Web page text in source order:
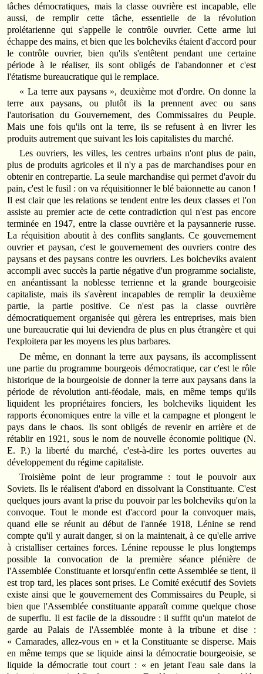
tâches démocratiques, mais la classe ouvrière est incapable, elle
aussi, de remplir cette tâche, essentielle de la révolution
prolétarienne qui s'appelle le contrôle ouvrier. Cette arme lui
échappe des mains, et bien que les bolcheviks étaient d'accord pour
le contrôle ouvrier, bien qu'ils s'entêtent pendant une certaine
période à le réaliser, ils sont obligés de l'abandonner et c'est
l'étatisme bureaucratique qui le remplace.
« La terre aux paysans », deuxième mot d'ordre. On donne la
terre aux paysans, ou plutôt ils la prennent avec ou sans
l'autorisation du Gouvernement, des Commissaires du Peuple.
Mais une fois qu'ils ont la terre, ils se refusent à en livrer les
produits autrement que suivant les lois capitalistes du marché.
Les ouvriers, les villes, les centres urbains n'ont plus de pain,
plus de produits agricoles et il n'y a pas de marchandises pour en
obtenir en contrepartie. La seule marchandise qui permet d'avoir du
pain, c'est le fusil : on va réquisitionner le blé baïonnette au canon !
Il est clair que les relations se tendent entre les deux classes et l'on
assiste au premier acte de cette contradiction qui n'est pas encore
terminée en 1947, entre la classe ouvrière et la paysannerie russe.
La réquisition aboutit à des conflits sanglants. Ce gouvernement
ouvrier et paysan, c'est le gouvernement des ouvriers contre des
paysans et des paysans contre les ouvriers. Les bolcheviks avaient
accompli avec succès la partie négative d'un programme socialiste,
en anéantissant la noblesse terrienne et la grande bourgeoisie
capitaliste, mais ils s'avèrent incapables de remplir la deuxième
partie, la partie positive. Ce n'est pas la classe ouvrière
démocratiquement organisée qui gèrera les entreprises, mais bien
une bureaucratie qui lui deviendra de plus en plus étrangère et qui
l'exploitera par les moyens les plus barbares.
De même, en donnant la terre aux paysans, ils accomplissent
une partie du programme bourgeois démocratique, car c'est le rôle
historique de la bourgeoisie de donner la terre aux paysans dans la
période de révolution anti-féodale, mais, en même temps qu'ils
liquident les propriétaires fonciers, les bolcheviks liquident les
rapports économiques entre la ville et la campagne et plongent le
pays dans le chaos. Ils sont obligés de revenir en arrière et de
rétablir en 1921, sous le nom de nouvelle économie politique (N.
E. P.) la liberté du marché, c'est-à-dire les portes ouvertes au
développement du régime capitaliste.
Troisième point de leur programme : tout le pouvoir aux
Soviets. Ils le réalisent d'abord en dissolvant la Constituante. C'est
quelques jours avant la prise du pouvoir par les bolcheviks qu'on la
convoque. Tout le monde est d'accord pour la convoquer mais,
quand elle se réunit au début de l'année 1918, Lénine se rend
compte qu'il y aurait danger, si on la maintenait, à ce qu'elle arrive
à cristalliser certaines forces. Lénine repousse le plus longtemps
possible la convocation de la première séance plénière de
l'Assemblée Constituante et lorsqu'enfin cette Assemblée se tient, il
est trop tard, les places sont prises. Le Comité exécutif des Soviets
existe ainsi que le gouvernement des Commissaires du Peuple, si
bien que l'Assemblée constituante apparaît comme quelque chose
de superflu. Il est facile de la dissoudre : il suffit qu'un matelot de
garde au Palais de l'Assemblée monte à la tribune et dise :
« Camarades, allez-vous en » et la Constituante se disperse. Mais
en même temps que se liquide ainsi la démocratie bourgeoisie, se
liquide la démocratie tout court : « en jetant l'eau sale dans la